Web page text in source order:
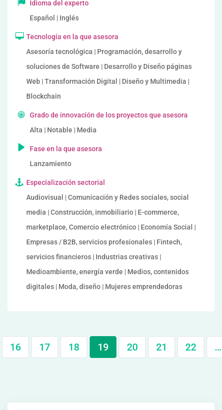
Idioma del experto
Español | Inglés
Tecnología en la que asesora
Asesoría tecnológica | Programación, desarrollo y
soluciones de Software | Desarrollo y Diseño páginas
Web | Transformación Digital | Diseño y Multimedia |
Blockchain
Grado de innovación de los proyectos que asesora
Alta | Notable | Media
Fase en la que asesora
Lanzamiento
Especialización sectorial
Audiovisual | Comunicación y Redes sociales, social
media | Construcción, inmobiliario | E-commerce,
marketplace, Comercio electrónico | Economía Social |
Empresas / B2B, servicios profesionales | Fintech,
servicios financieros | Industrias creativas |
Medioambiente, energía verde | Medios, contenidos
digitales | Moda, diseño | Mujeres emprendedoras
16 17 18 19 20 21 22 …